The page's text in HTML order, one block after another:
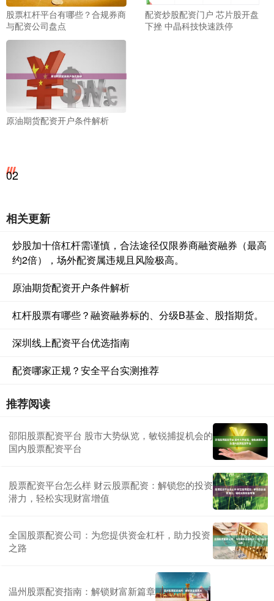
股票杠杆平台有哪些？合规券商
与配资公司盘点
配资炒股配资门户 芯片股开盘
下挫 中晶科技快速跌停
原油期货配资开户条件解析
02
相关更新
炒股加十倍杠杆需谨慎，合法途径仅限券商融资融券（最高
约2倍），场外配资属违规且风险极高。
原油期货配资开户条件解析
杠杆股票有哪些？融资融券标的、分级B基金、股指期货。
深圳线上配资平台优选指南
配资哪家正规？安全平台实测推荐
推荐阅读
邵阳股票配资平台 股市大势纵览，敏锐捕捉机会的
国内股票配资平台
股票配资平台怎么样 财云股票配资：解锁您的投资
潜力，轻松实现财富增值
全国股票配资公司：为您提供资金杠杆，助力投资
之路
温州股票配资指南：解锁财富新篇章